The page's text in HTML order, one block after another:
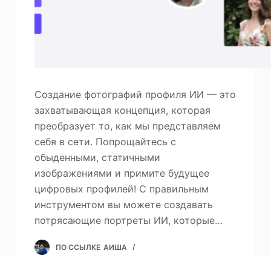
Создание фотографий профиля ИИ — это
захватывающая концепция, которая
преобразует то, как мы представляем
себя в сети. Попрощайтесь с
обыденными, статичными
изображениями и примите будущее
цифровых профилей! С правильным
инструментом вы можете создавать
потрясающие портреты ИИ, которые…
ПО ССЫЛКЕ АИША